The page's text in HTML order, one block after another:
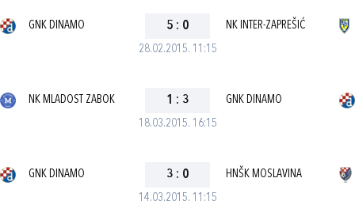
28.02.2015. 11:15
GNK DINAMO 5 : 0 NK INTER-ZAPREŠIĆ
18.03.2015. 16:15
NK MLADOST ZABOK 1 : 3 GNK DINAMO
14.03.2015. 11:15
GNK DINAMO 3 : 0 HNŠK MOSLAVINA